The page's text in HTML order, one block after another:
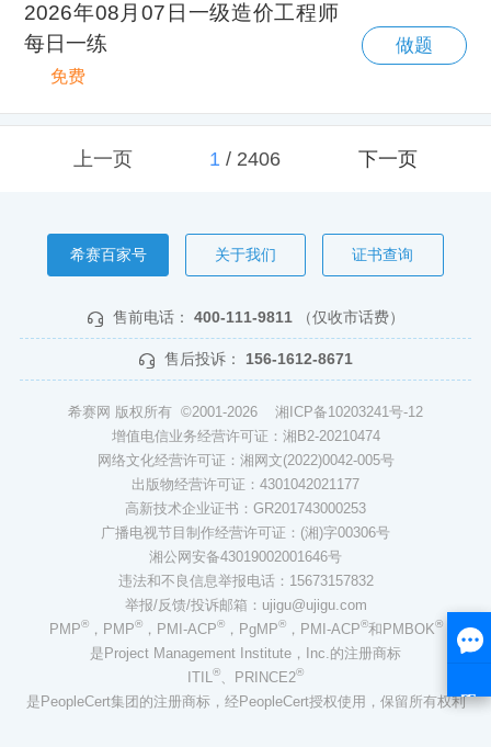
2026年08月07日一级造价工程师
每日一练
免费
做题
上一页 1/ 2406 下一页
希赛百家号 关于我们 证书查询
售前电话： 400-111-9811 （仅收市话费）
售后投诉： 156-1612-8671
希赛网 版权所有 ©2001-2026 湘ICP备10203241号-12
增值电信业务经营许可证：湘B2-20210474
网络文化经营许可证：湘网文(2022)0042-005号
出版物经营许可证：4301042021177
高新技术企业证书：GR201743000253
广播电视节目制作经营许可证：(湘)字00306号
湘公网安备43019002001646号
违法和不良信息举报电话：15673157832
举报/反馈/投诉邮箱：ujigu@ujigu.com
PMP®，PMP®，PMI-ACP®，PgMP®，PMI-ACP®和PMBOK®
是Project Management Institute，Inc.的注册商标
ITIL®、PRINCE2®
是PeopleCert集团的注册商标，经PeopleCert授权使用，保留所有权利